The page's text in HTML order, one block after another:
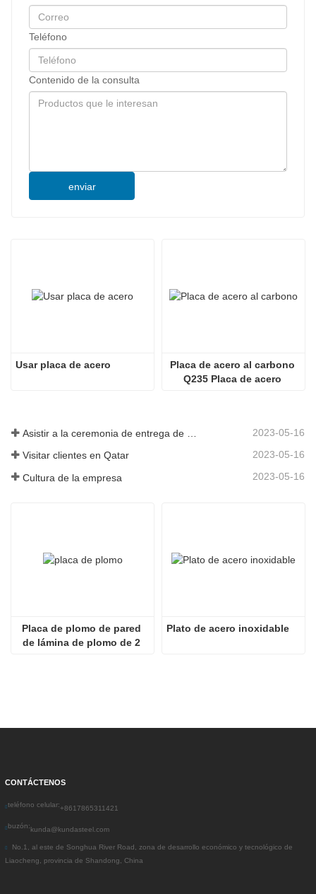
Teléfono
Contenido de la consulta
enviar
Usar placa de acero
Placa de acero al carbono
Q235 Placa de acero
2023-05-16
Visitar clientes en Qatar 2023-05-16
Cultura de la empresa 2023-05-16
Placa de plomo de pared
de lámina de plomo de 2
Plato de acero inoxidable
CONTÁCTENOS
teléfono celular:+8617865311421
buzón:kunda@kundasteel.com
No.1, al este de Songhua River Road, zona de desarrollo económico y tecnológico de
Liaocheng, provincia de Shandong, China